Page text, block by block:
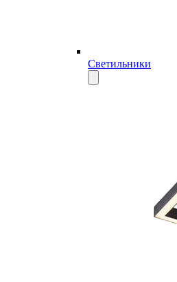
Светильники